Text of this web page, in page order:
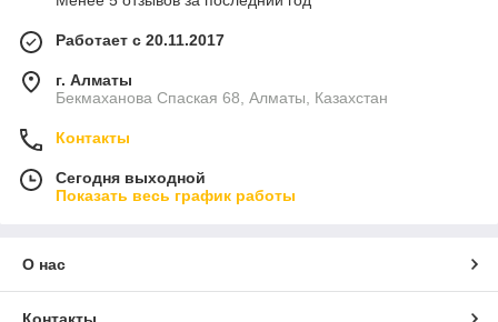
Работает с 20.11.2017
г. Алматы
Бекмаханова Спаская 68, Алматы, Казахстан
Контакты
Сегодня выходной
Показать весь график работы
О нас